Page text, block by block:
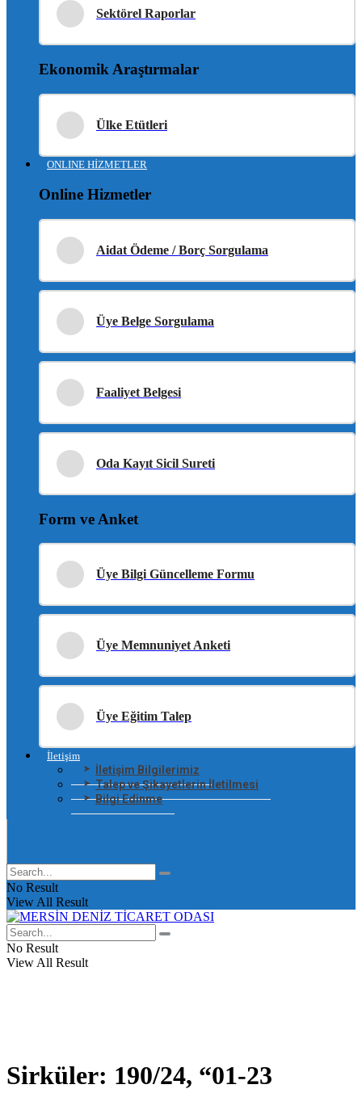
Sektörel Raporlar
Ekonomik Araştırmalar
Ülke Etütleri
ONLINE HİZMETLER
Online Hizmetler
Aidat Ödeme / Borç Sorgulama
Üye Belge Sorgulama
Faaliyet Belgesi
Oda Kayıt Sicil Sureti
Form ve Anket
Üye Bilgi Güncelleme Formu
Üye Memnuniyet Anketi
Üye Eğitim Talep
İletişim
İletişim Bilgilerimiz
Talep ve Şikayetlerin İletilmesi
Bilgi Edinme
No Result
View All Result
No Result
View All Result
Sirküler: 190/24, “01-23